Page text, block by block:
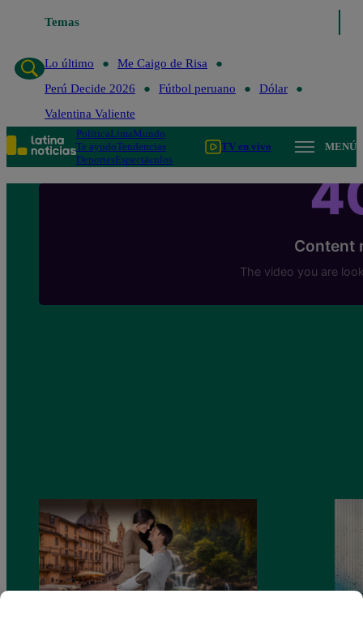
Temas
Lo último
Me Caigo de Risa
Perú Decide 2026
Fútbol peruano
Dólar
Valentina Valiente
PolíticaLimaMundo
Te ayudoTendencias
DeportesEspectáculos
TV en vivo MENÚ